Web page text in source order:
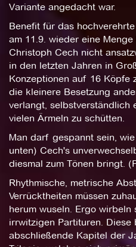
Variante angedacht war.
Benefit für das
am 11.9. wieder eine
Christoph Cech nicht
in den letzten Jahren in
Konzeptionen auf 16 Köpfe
die kleinere Besetzung
verlangt, selbstverständlich
vielen Ärmeln zu schütten.
Man darf gespannt sein,
unten) Cech's
diesmal zum Tönen bringt.
Rhythmische, metrische
Verrücktheiten müssen
herum wuseln. Ergo
irrwitzigen Partituren. Diese
abschließende Kapitel der